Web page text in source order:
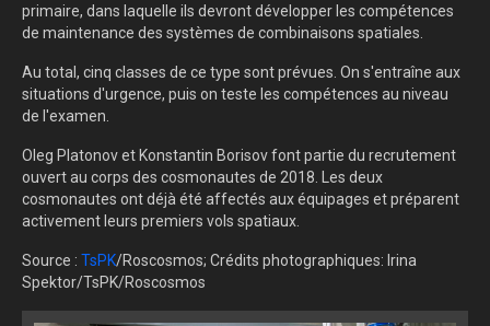
primaire, dans laquelle ils devront développer les compétences
de maintenance des systèmes de combinaisons spatiales.
Au total, cinq classes de ce type sont prévues. On s'entraîne aux
situations d'urgence, puis on teste les compétences au niveau
de l'examen.
Oleg Platonov et Konstantin Borisov font partie du recrutement
ouvert au corps des cosmonautes de 2018. Les deux
cosmonautes ont déjà été affectés aux équipages et préparent
activement leurs premiers vols spatiaux.
Source : TsPK/Roscosmos; Crédits photographiques: Irina
Spektor/TsPK/Roscosmos